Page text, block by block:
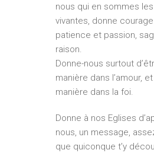
nous qui en sommes
vivantes, donne
patience et passion,
raison.
Donne-nous surtout
manière dans l’amour,
manière dans la foi.
Donne à nos Eglises
nous, un message,
que quiconque t’y